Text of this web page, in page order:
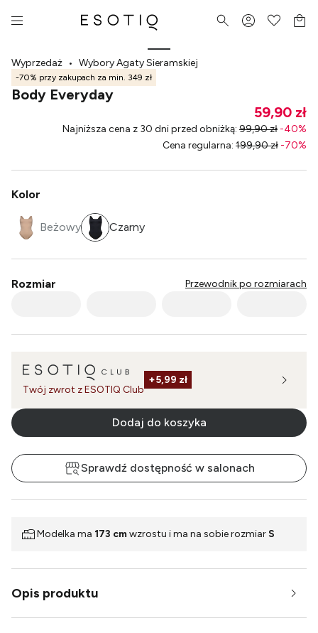
Wyprzedaż • Wybory Agaty Sieramskiej
-70% przy zakupach za min. 349 zł
Body Everyday
59,90 zł
Najniższa cena z 30 dni przed obniżką: 99,90 zł -40%
Cena regularna: 199,90 zł -70%
Kolor
Beżowy Czarny
Rozmiar Przewodnik po rozmiarach
Twój zwrot z ESOTIQ Club
+5,99 zł
Dodaj do koszyka
Sprawdź dostępność w salonach
Modelka ma 173 cmwzrostu i ma na sobie rozmiar S
Opis produktu